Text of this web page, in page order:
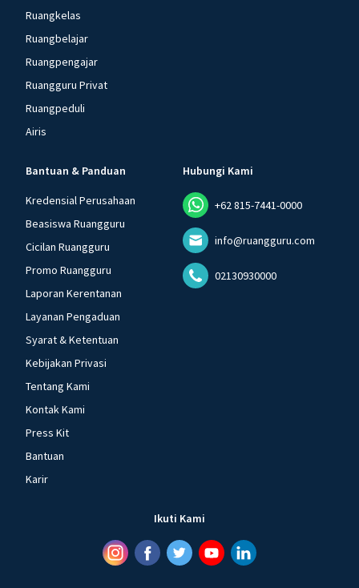
Ruangkelas
Ruangbelajar
Ruangpengajar
Ruangguru Privat
Ruangpeduli
Airis
Bantuan & Panduan
Kredensial Perusahaan
Beasiswa Ruangguru
Cicilan Ruangguru
Promo Ruangguru
Laporan Kerentanan
Layanan Pengaduan
Syarat & Ketentuan
Kebijakan Privasi
Tentang Kami
Kontak Kami
Press Kit
Bantuan
Karir
Hubungi Kami
+62 815-7441-0000
info@ruangguru.com
02130930000
Ikuti Kami